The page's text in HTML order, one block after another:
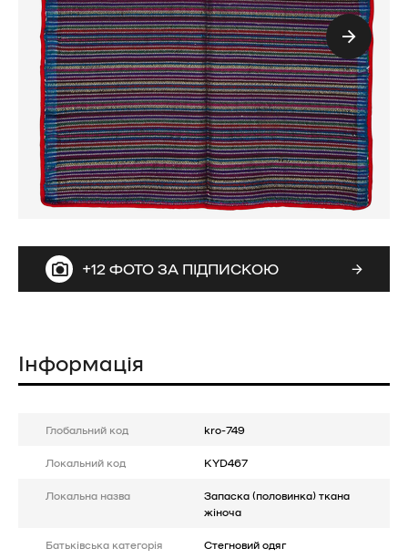
+12 ФОТО ЗА ПІДПИСКОЮ
Інформація
Глобальний код kro-749
Локальний код KYD467
Локальна назва
Запаска (половинка) ткана
жіноча
Батькiвська категорія Стегновий одяг